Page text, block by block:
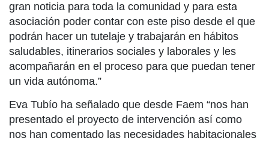
gran noticia para toda la comunidad y para esta
asociación poder contar con este piso desde el que
podrán hacer un tutelaje y trabajarán en hábitos
saludables, itinerarios sociales y laborales y les
acompañarán en el proceso para que puedan tener
un vida autónoma.”
Eva Tubío ha señalado que desde Faem “nos han
presentado el proyecto de intervención así como
nos han comentado las necesidades habitacionales